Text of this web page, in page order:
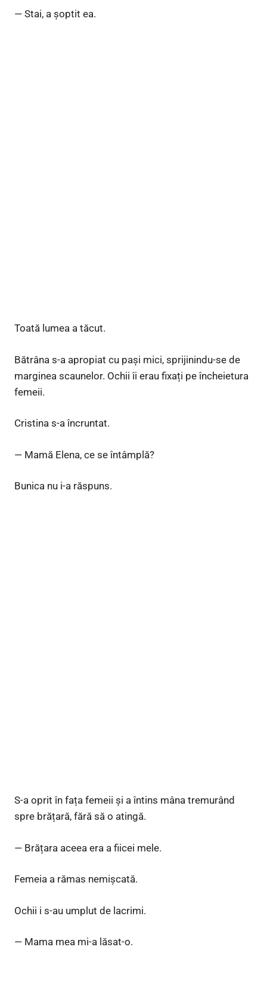
— Stai, a șoptit ea.
Toată lumea a tăcut.
Bătrâna s-a apropiat cu pași mici, sprijinindu-se de
marginea scaunelor. Ochii îi erau fixați pe încheietura
femeii.
Cristina s-a încruntat.
— Mamă Elena, ce se întâmplă?
Bunica nu i-a răspuns.
S-a oprit în fața femeii și a întins mâna tremurând
spre brățară, fără să o atingă.
— Brățara aceea era a fiicei mele.
Femeia a rămas nemișcată.
Ochii i s-au umplut de lacrimi.
— Mama mea mi-a lăsat-o.